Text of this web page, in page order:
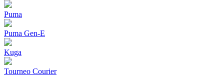
Puma
Puma Gen‑E
Kuga
Tourneo Courier